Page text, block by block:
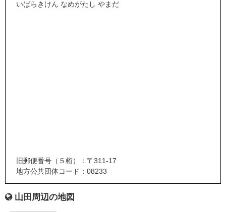
いばらきけん なめがたし やまだ
旧郵便番号（５桁）：〒311-17
地方公共団体コード：08233
山田周辺の地図